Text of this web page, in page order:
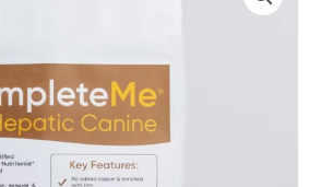
NT$350
到
NT$2,290